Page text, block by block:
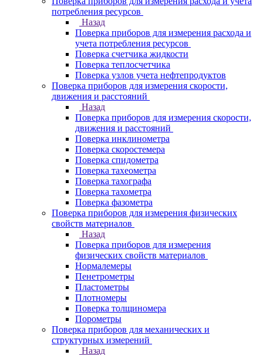
потребления ресурсов
Назад
Поверка приборов для измерения расхода и
учета потребления ресурсов
Поверка счетчика жидкости
Поверка теплосчетчика
Поверка узлов учета нефтепродуктов
Поверка приборов для измерения скорости,
движения и расстояний
Назад
Поверка приборов для измерения скорости,
движения и расстояний
Поверка инклинометра
Поверка скоростемера
Поверка спидометра
Поверка тахеометра
Поверка тахографа
Поверка тахометра
Поверка фазометра
Поверка приборов для измерения физических
свойств материалов
Назад
Поверка приборов для измерения
физических свойств материалов
Нормалемеры
Пенетрометры
Пластометры
Плотномеры
Поверка толщиномера
Порометры
Поверка приборов для механических и
структурных измерений
Назад